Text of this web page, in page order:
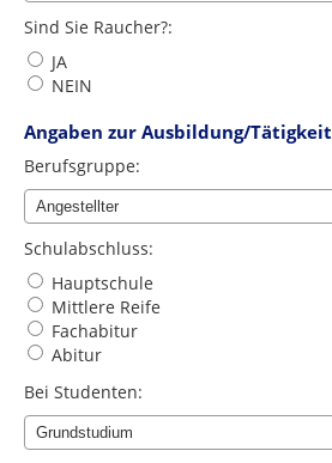
Sind Sie Raucher?:
JA
NEIN
Angaben zur Ausbildung/Tätigkeit
Berufsgruppe:
Schulabschluss:
Hauptschule
Mittlere Reife
Fachabitur
Abitur
Bei Studenten: